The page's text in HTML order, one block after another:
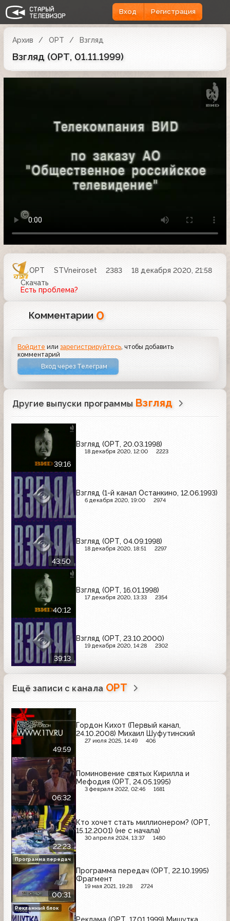
Вход Регистрация
Архив ОРТ Взгляд
Взгляд (ОРТ, 01.11.1999)
ОРТ STVneiroset 2383
18 декабря 2020, 21:58
Скачать
Есть проблема?
Комментарии 0
Войдите илизарегистрируйтесь, чтобы добавить
комментарий
Вход через Телеграм
Другие выпуски программы Взгляд
39:16
Взгляд (ОРТ, 20.03.1998)
18 декабря 2020, 12:00 2223
Взгляд (1-й канал Останкино, 12.06.1993)
6 декабря 2020, 19:00 2974
43:50
Взгляд (ОРТ, 04.09.1998)
18 декабря 2020, 18:51 2297
40:12
Взгляд (ОРТ, 16.01.1998)
17 декабря 2020, 13:33 2354
39:13
Взгляд (ОРТ, 23.10.2000)
19 декабря 2020, 14:28 2302
Ещё записи с канала ОРТ
49:59
Гордон Кихот (Первый канал,
24.10.2008) Михаил Шуфутинский
27 июля 2025, 14:49 406
06:32
Поминовение святых Кирилла и
Мефодия (ОРТ, 24.05.1995)
3 февраля 2022, 02:46 1681
22:23
Кто хочет стать миллионером? (ОРТ,
15.12.2001) (не с начала)
30 апреля 2024, 13:37 1480
00:31
Программа передач (ОРТ, 22.10.1995)
Фрагмент
19 мая 2021, 19:28 2724
Программа передач
Рекламный блок